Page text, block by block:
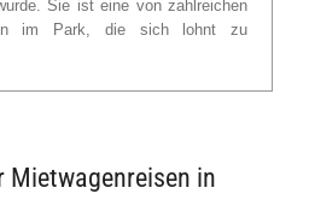
Sie ist eine von zahlreichen
im Park, die sich lohnt zu
Mietwagenreisen in